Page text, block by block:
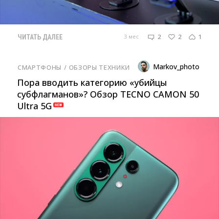
ЧИТАТЬ ДАЛЕЕ 3 мес 2 2 1
СМАРТФОНЫ / ОБЗОРЫ ТЕХНИКИ Markov_photo
Пора вводить категорию «убийцы
субфлагманов»? Обзор TECNO CAMON 50
Ultra 5G